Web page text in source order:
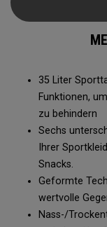
verstaubaren
Tasche einfach
35 Liter
Funktionen,
zu behindern
Sechs
Ihrer
Snacks.
Geformte
wertvolle
Nass-/